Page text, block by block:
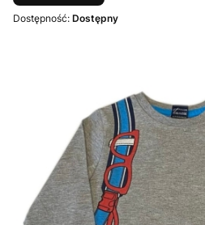
Dostępność: Dostępny